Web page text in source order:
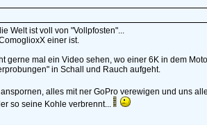
Welt ist voll von "Vollpfosten"...
einer ist.
gerne mal ein Video sehen, wo einer 6K in dem
in Schall und Rauch aufgeht.
alles mit ner GoPro verewigen und uns
so seine Kohle verbrennt...